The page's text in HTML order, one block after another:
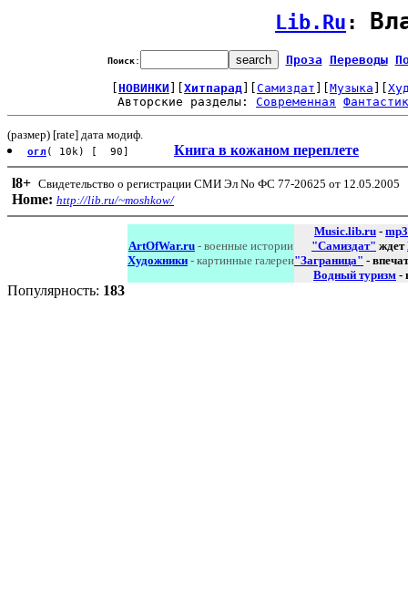
Lib.Ru :
Поиск: Проза Переводы
НОВИНКИ Хитпарад Самиздат Музыка
Авторские разделы: Современная
(размер) [rate] дата модиф.
огл ( 10k) [ 90] Книга в кожаном переплете
l8+ Свидетельство о регистрации СМИ Эл No ФС 77-20625 от 12.05.2005
Home: http://lib.ru/~moshkow/
ArtOfWar.ru - военные истории
Художники - картинные галереи
Music.lib.ru - mp3
"Самиздат" ждет
"Заграница" -
Водный туризм -
Популярность: 183